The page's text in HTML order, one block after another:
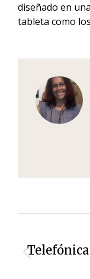
diseñado en
tableta como
de
entradas